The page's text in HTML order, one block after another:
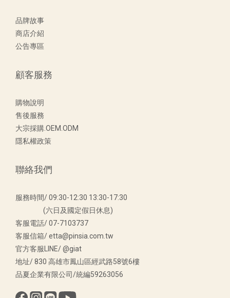
品牌故事
商店介紹
公告專區
顧客服務
購物說明
售後服務
大宗採購.OEM.ODM
隱私權政策
聯絡我們
服務時間/ 09:30-12:30 13:30-17:30
(六日及國定假日休息)
客服電話/ 07-7103737
客服信箱/ etta@pinsia.com.tw
官方客服LINE/ @giat
地址/ 830 高雄市鳳山區經武路58號6樓
品夏企業有限公司/統編59263056